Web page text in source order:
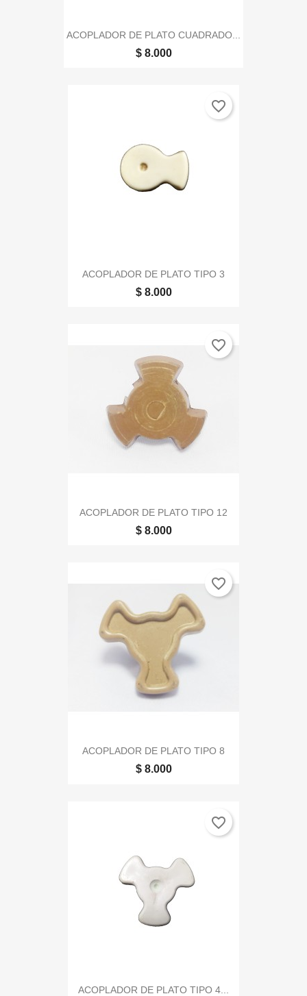
ACOPLADOR DE PLATO CUADRADO...
$ 8.000
ACOPLADOR DE PLATO TIPO 3
$ 8.000
favorite_border
ACOPLADOR DE PLATO TIPO 12
$ 8.000
favorite_border
ACOPLADOR DE PLATO TIPO 8
$ 8.000
favorite_border
ACOPLADOR DE PLATO TIPO 4...
favorite_border